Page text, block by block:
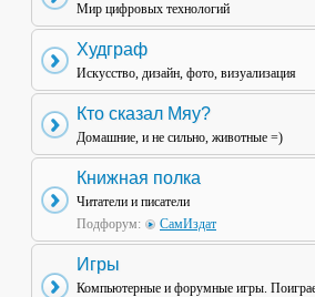
Мир цифровых технологий
Худграф
Искусство, дизайн, фото, визуализация
Кто сказал Мяу?
Домашние, и не сильно, животные =)
Книжная полка
Читатели и писатели
Подфорум:
СамИздат
Игры
Компьютерные и форумные игры.